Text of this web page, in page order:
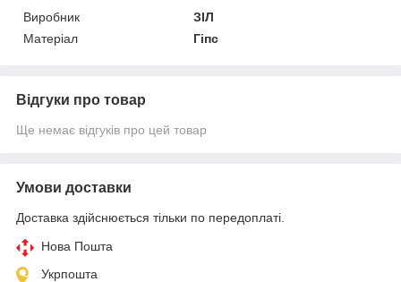
Виробник
ЗІЛ
Матеріал
Гіпс
Відгуки про товар
Ще немає відгуків про цей товар
Умови доставки
Доставка здійснюється тільки по передоплаті.
Нова Пошта
Укрпошта